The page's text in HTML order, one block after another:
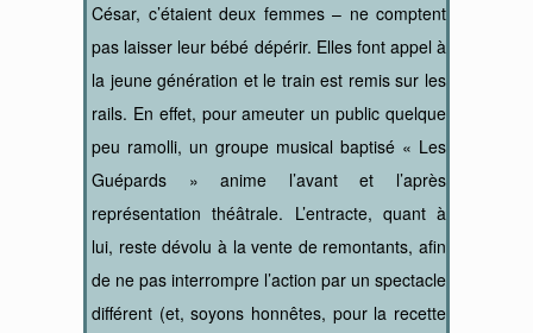
César, c’étaient deux femmes – ne comptent
pas laisser leur bébé dépérir. Elles font appel à
la jeune génération et le train est remis sur les
rails. En effet, pour ameuter un public quelque
peu ramolli, un groupe musical baptisé « Les
Guépards » anime l’avant et l’après
représentation théâtrale. L’entracte, quant à
lui, reste dévolu à la vente de remontants, afin
de ne pas interrompre l’action par un spectacle
différent (et, soyons honnêtes, pour la recette